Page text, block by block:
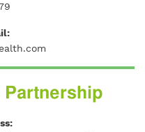
Partnership